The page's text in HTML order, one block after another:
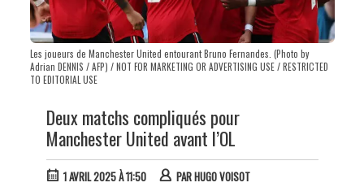
Les joueurs de Manchester United entourant Bruno Fernandes. (Photo by
Adrian DENNIS / AFP) / NOT FOR MARKETING OR ADVERTISING USE / RESTRICTED
TO EDITORIAL USE
Deux matchs compliqués pour
Manchester United avant l’OL
1 AVRIL 2025 À 11:50 PARHUGO VOISOT